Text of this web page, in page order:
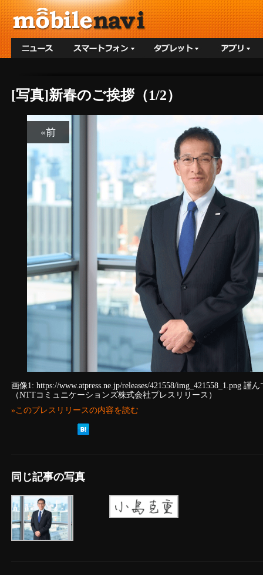
[写真]新春のご挨拶（1/2）
«前
画像1: https://www.atpress.ne.jp/releases/421558/img_421558_1.png
（NTTコミュニケーションズ株式会社プレスリリース）
»このプレスリリースの内容を読む
同じ記事の写真